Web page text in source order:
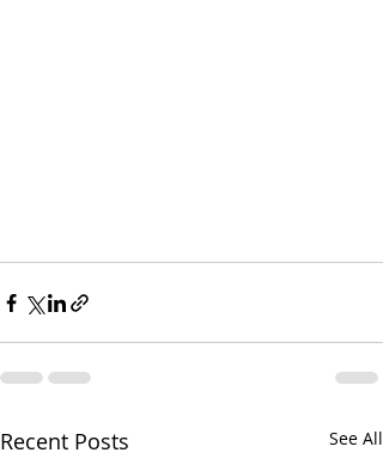
Recent Posts See All